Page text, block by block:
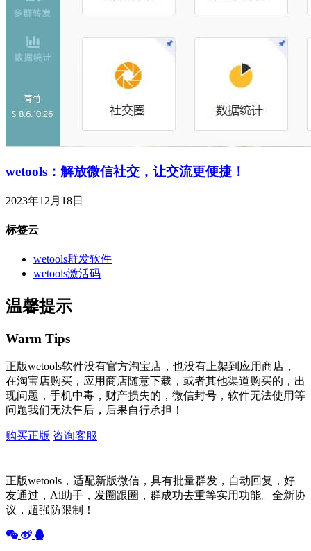
wetools：解放微信社交，让交流更便捷！
2023年12月18日
标签云
wetools群发软件
wetools激活码
温馨提示
Warm Tips
正版wetools软件没有官方淘宝店，也没有上架到应用商店，
在淘宝店购买，应用商店随意下载，或者其他渠道购买的，出
现问题，手机中毒，财产损失的，微信封号，软件无法使用等
问题我们无法售后，后果自行承担！
购买正版 咨询客服
正版wetools，适配新版微信，具有批量群发，自动回复，好
友通过，Ai助手，发圈跟圈，群成功去重等实用功能。全新协
议，超强防限制！